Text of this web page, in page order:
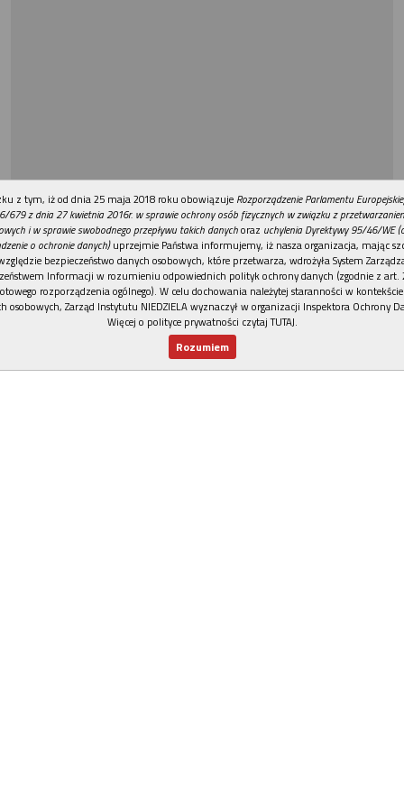
REKLAMA
z tym, iż od dnia 25 maja 2018 roku obowiązuje Rozporządzenie Parlamentu
679 z dnia 27 kwietnia 2016r. w sprawie ochrony osób fizycznych w związku z
i w sprawie swobodnego przepływu takich danychoraz uchylenia Dyrektywy 95/46/WE
o ochronie danych)uprzejmie Państwa informujemy, iż nasza organizacja, mając
bezpieczeństwo danych osobowych, które przetwarza, wdrożyła System
Informacji w rozumieniu odpowiednich polityk ochrony danych (zgodnie z art.
rozporządzenia ogólnego). W celu dochowania należytej staranności w
osobowych, Zarząd Instytutu NIEDZIELA wyznaczył w organizacji Inspektora Ochrony
Więcej o polityce prywatności czytaj TUTAJ.
Rozumiem